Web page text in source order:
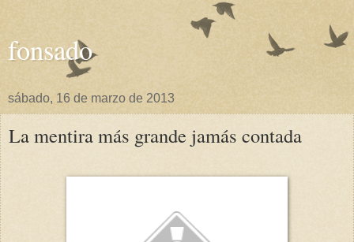
fonsado
sábado, 16 de marzo de 2013
La mentira más grande jamás contada